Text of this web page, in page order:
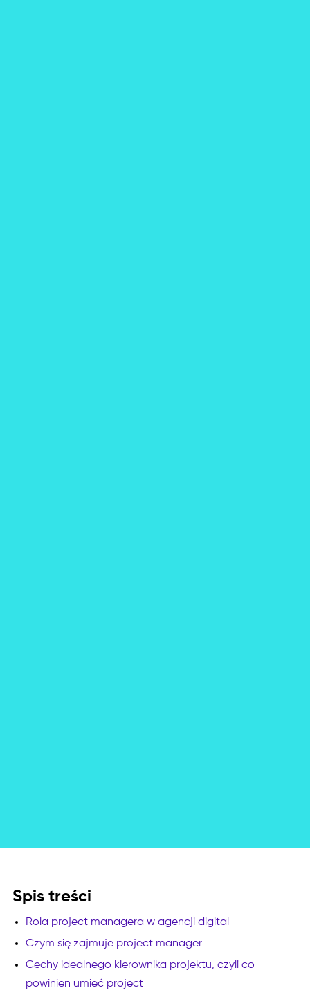
Spis treści
Rola project managera w agencji digital
Czym się zajmuje project manager
Cechy idealnego kierownika projektu, czyli co
powinien umieć project